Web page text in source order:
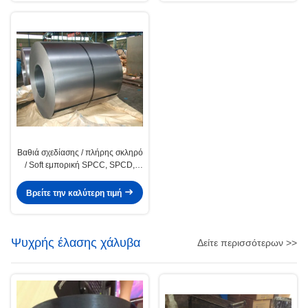
Βαθιά σχεδίασης / πλήρης σκληρό
/ Soft εμπορική SPCC, SPCD,
πηνία / πηνίου
Βρείτε την καλύτερη τιμή
Ψυχρής έλασης χάλυβα Δείτε περισσότερων >>